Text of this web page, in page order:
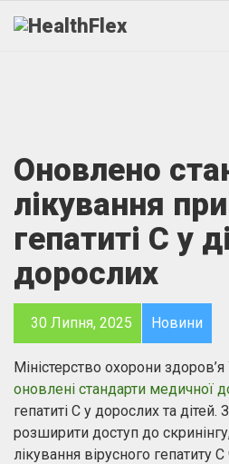
Оновлено
лікування
гепатиті С у
дорослих
30 Липня, 2025 Новини
Міністерство охорони
оновлені стандарти медичної
гепатиті С у дорослих та дітей.
розширити доступ до
лікування вірусного гепатиту